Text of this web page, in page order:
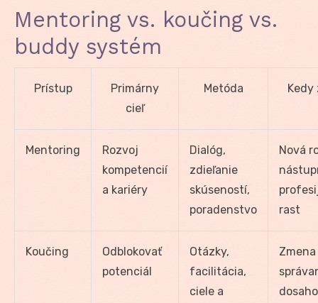
Mentoring vs. koučing vs.
buddy systém
Prístup
Primárny
cieľ
Metóda Kedy
Mentoring
Rozvoj
kompetencií
a kariéry
Dialóg,
zdieľanie
skúseností,
poradenstvo
Nová
rast
Koučing
Odblokovať
potenciál
Otázky,
facilitácia,
ciele a
Zmena